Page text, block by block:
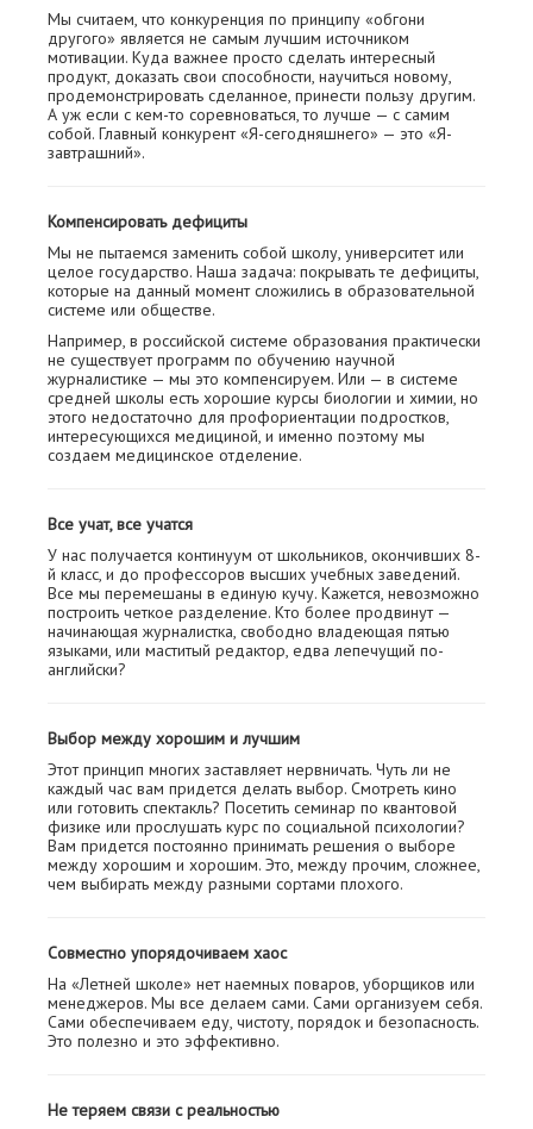
Мы считаем, что конкуренция по принципу «обгони
другого» является не самым лучшим источником
мотивации. Куда важнее просто сделать интересный
продукт, доказать свои способности, научиться новому,
продемонстрировать сделанное, принести пользу другим.
А уж если с кем-то соревноваться, то лучше — с самим
собой. Главный конкурент «Я-сегодняшнего» — это «Я-
завтрашний».
Компенсировать дефициты
Мы не пытаемся заменить собой школу, университет или
целое государство. Наша задача: покрывать те дефициты,
которые на данный момент сложились в образовательной
системе или обществе.
Например, в российской системе образования практически
не существует программ по обучению научной
журналистике — мы это компенсируем. Или — в системе
средней школы есть хорошие курсы биологии и химии, но
этого недостаточно для профориентации подростков,
интересующихся медициной, и именно поэтому мы
создаем медицинское отделение.
Все учат, все учатся
У нас получается континуум от школьников, окончивших 8-
й класс, и до профессоров высших учебных заведений.
Все мы перемешаны в единую кучу. Кажется, невозможно
построить четкое разделение. Кто более продвинут —
начинающая журналистка, свободно владеющая пятью
языками, или маститый редактор, едва лепечущий по-
английски?
Выбор между хорошим и лучшим
Этот принцип многих заставляет нервничать. Чуть ли не
каждый час вам придется делать выбор. Смотреть кино
или готовить спектакль? Посетить семинар по квантовой
физике или прослушать курс по социальной психологии?
Вам придется постоянно принимать решения о выборе
между хорошим и хорошим. Это, между прочим, сложнее,
чем выбирать между разными сортами плохого.
Совместно упорядочиваем хаос
На «Летней школе» нет наемных поваров, уборщиков или
менеджеров. Мы все делаем сами. Сами организуем себя.
Сами обеспечиваем еду, чистоту, порядок и безопасность.
Это полезно и это эффективно.
Не теряем связи с реальностью